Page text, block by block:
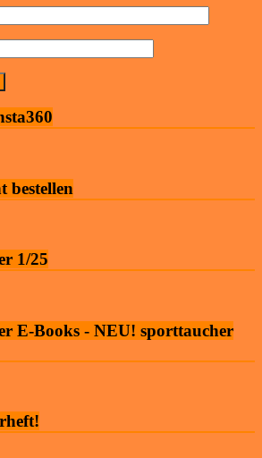
bestellen
1/25
E-Books - NEU! sporttaucher